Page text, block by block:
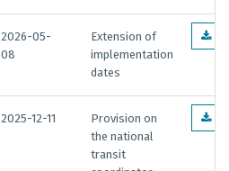
2026-05-
08
Extension of
implementation
dates
2025-12-11
Provision on
the national
transit